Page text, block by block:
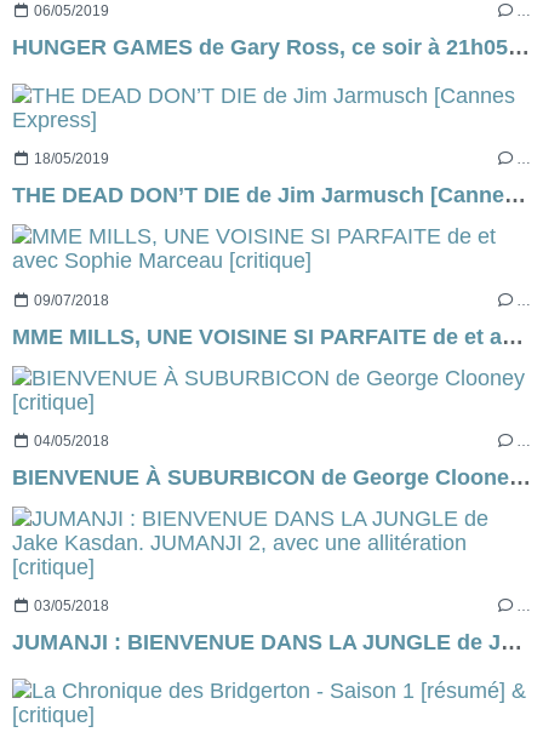
06/05/2019
HUNGER GAMES de Gary Ross, ce soir à 21h05 sur C8...
18/05/2019 …
THE DEAD DON’T DIE de Jim Jarmusch [Cannes Express]
09/07/2018
MME MILLS, UNE VOISINE SI PARFAITE de et avec Sophie Marceau [critique]
04/05/2018 …
BIENVENUE À SUBURBICON de George Clooney [critique]
03/05/2018 …
JUMANJI : BIENVENUE DANS LA JUNGLE de Jake Kasdan. JUMANJI 2, avec une allitération [critique]